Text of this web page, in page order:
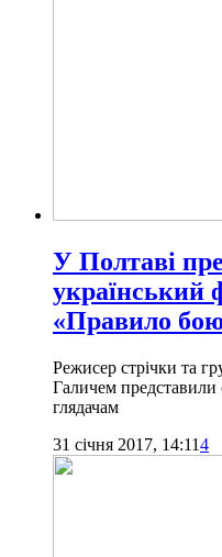
У Полтаві
український
«Правило
Режисер стрічки та
Галичем
глядачам
31 січня 2017, 14:114